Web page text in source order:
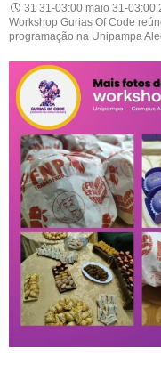
31 31-03:00 maio 31-03:00
Workshop Gurias Of Code
programação na Unipampa